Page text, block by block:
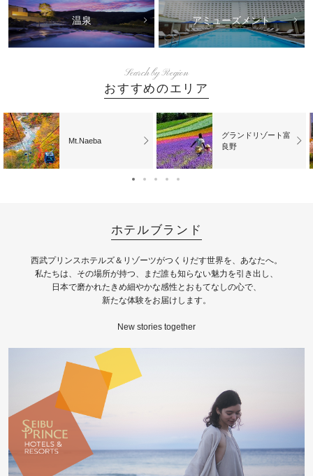
温泉 アミューズメント
Search by Region
おすすめのエリア
Mt.Naeba
グランドリゾート富
良野
ホテルブランド
⻄武プリンスホテルズ＆リゾーツがつくりだす世界を、あなたへ。
私たちは、その場所が持つ、まだ誰も知らない魅⼒を引き出し、
⽇本で磨かれたきめ細やかな感性とおもてなしの⼼で、
新たな体験をお届けします。
New stories together